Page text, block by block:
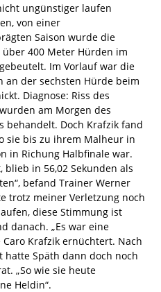
ungünstiger laufen
von einer
Saison wurde die
400 Meter Hürden im
Im Vorlauf war die
der sechsten Hürde beim
Diagnose: Riss des
am Morgen des
behandelt. Doch Krafzik fand
sie bis zu ihrem Malheur in
in Richung Halbfinale war.
blieb in 56,02 Sekunden als
befand Trainer Werner
trotz meiner Verletzung noch
diese Stimmung ist
danach. „Es war eine
Krafzik ernüchtert. Nach
hatte Späth dann doch noch
„So wie sie heute
Heldin“.